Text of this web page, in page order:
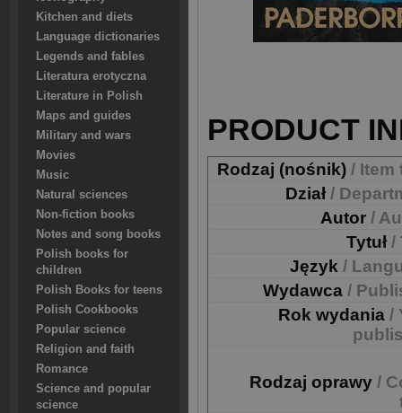
Kitchen and diets
Language dictionaries
Legends and fables
Literatura erotyczna
Literature in Polish
Maps and guides
Military and wars
Movies
Music
Natural sciences
Non-fiction books
Notes and song books
Polish books for
children
Polish Books for teens
Polish Cookbooks
Popular science
Religion and faith
Romance
Science and popular
science
PRODUCT
Rodzaj (nośnik) / Item
Dział /
Autor /
Tytuł /
Język /
Wydawca /
Rok wydania /
Rodzaj oprawy /